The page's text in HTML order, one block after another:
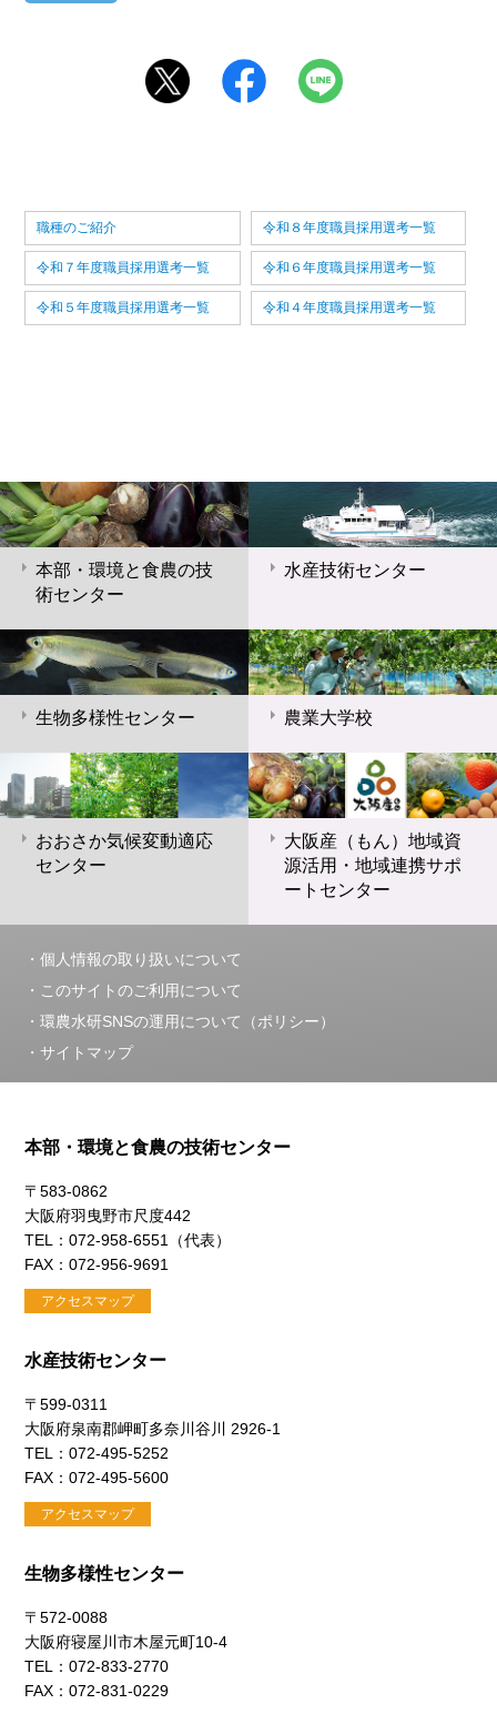
職種のご紹介 令和８年度職員採用選考一覧
令和７年度職員採用選考一覧 令和６年度職員採用選考一覧
令和５年度職員採用選考一覧 令和４年度職員採用選考一覧
本部・環境と食農の技
術センター
水産技術センター
生物多様性センター 農業大学校
おおさか気候変動適応
センター
大阪産（もん）地域資
源活用・地域連携サポ
ートセンター
個人情報の取り扱いについて
このサイトのご利用について
環農水研SNSの運用について（ポリシー）
サイトマップ
本部・環境と食農の技術センター
〒583-0862
大阪府羽曳野市尺度442
TEL：072-958-6551（代表）
FAX：072-956-9691
アクセスマップ
水産技術センター
〒599-0311
大阪府泉南郡岬町多奈川谷川 2926-1
TEL：072-495-5252
FAX：072-495-5600
アクセスマップ
生物多様性センター
〒572-0088
大阪府寝屋川市木屋元町10-4
TEL：072-833-2770
FAX：072-831-0229